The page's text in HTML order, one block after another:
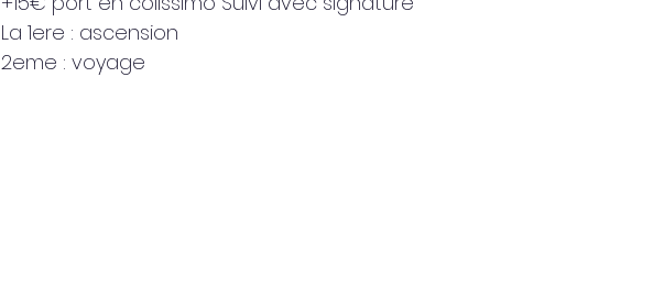
La 1ere : ascension
2eme : voyage